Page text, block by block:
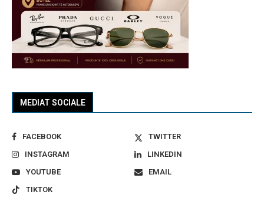
MEDIAT SOCIALE
FACEBOOK
TWITTER
INSTAGRAM
LINKEDIN
YOUTUBE
EMAIL
TIKTOK